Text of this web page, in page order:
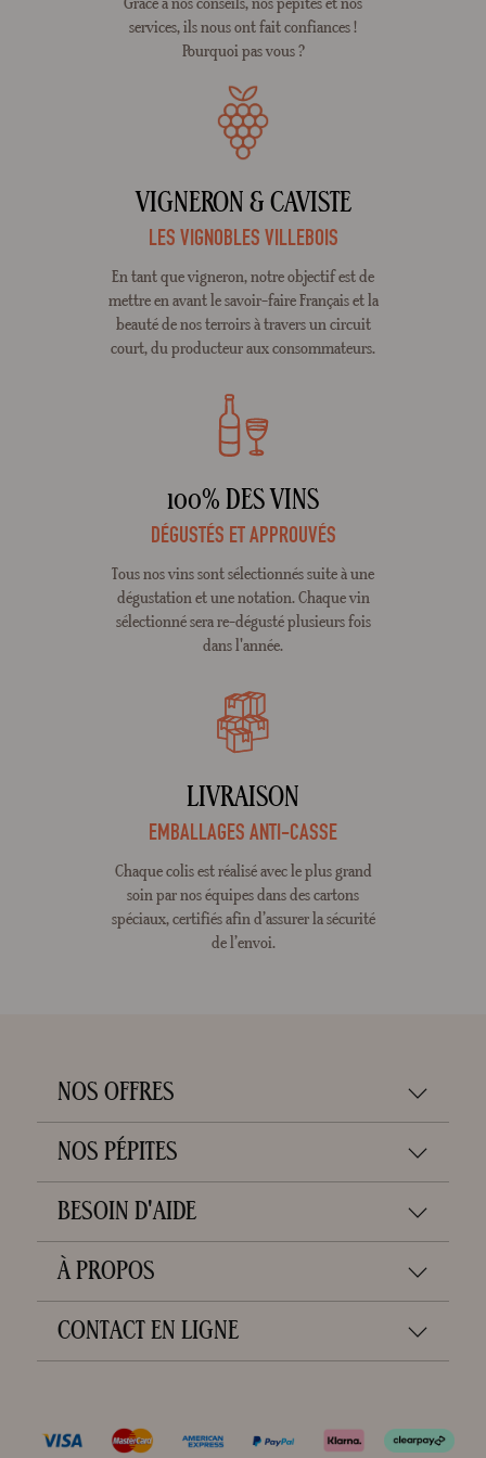
services, ils nous ont fait confiances !
Pourquoi pas vous ?
VIGNERON & CAVISTE
LES VIGNOBLES VILLEBOIS
En tant que vigneron, notre objectif est de
mettre en avant le savoir-faire Français et la
beauté de nos terroirs à travers un circuit
court, du producteur aux consommateurs.
100% DES VINS
DÉGUSTÉS ET APPROUVÉS
Tous nos vins sont sélectionnés suite à une
dégustation et une notation. Chaque vin
sélectionné sera re-dégusté plusieurs fois
dans l'année.
LIVRAISON
EMBALLAGES ANTI-CASSE
Chaque colis est réalisé avec le plus grand
soin par nos équipes dans des cartons
spéciaux, certifiés afin d’assurer la sécurité
de l’envoi.
NOS OFFRES
NOS PÉPITES
BESOIN D'AIDE
À PROPOS
CONTACT EN LIGNE